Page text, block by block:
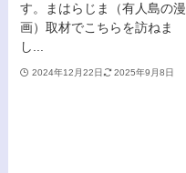
す。まはらじま（有人島の漫
画）取材でこちらを訪ねま
し...
2024年12月22日 2025年9月8日